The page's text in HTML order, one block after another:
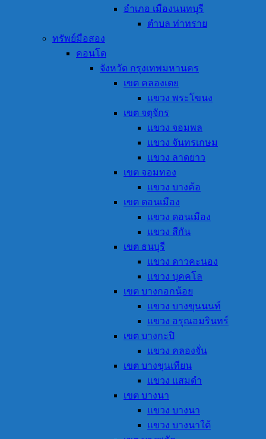
อำเภอ เมืองนนทบุรี
ตำบล ท่าทราย
ทรัพย์มือสอง
คอนโด
จังหวัด กรุงเทพมหานคร
เขต คลองเตย
แขวง พระโขนง
เขต จตุจักร
แขวง จอมพล
แขวง จันทรเกษม
แขวง ลาดยาว
เขต จอมทอง
แขวง บางค้อ
เขต ดอนเมือง
แขวง ดอนเมือง
แขวง สีกัน
เขต ธนบุรี
แขวง ดาวคะนอง
แขวง บุคคโล
เขต บางกอกน้อย
แขวง บางขุนนนท์
แขวง อรุณอมรินทร์
เขต บางกะปิ
แขวง คลองจั่น
เขต บางขุนเทียน
แขวง แสมดำ
เขต บางนา
แขวง บางนา
แขวง บางนาใต้